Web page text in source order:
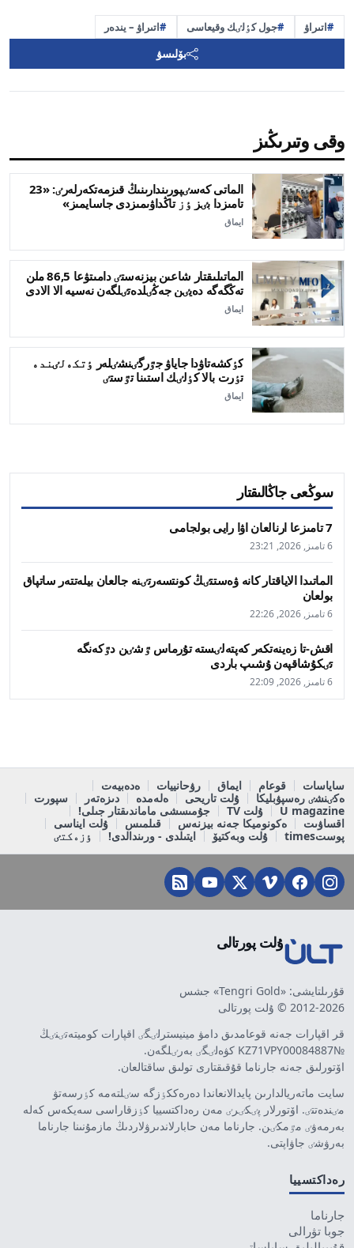
اتىراۋ جول كٶلٸك وقيعاسى اتىراۋ – يندەر
بۆلىسۋ
وقى وتىرىڭىز
الماتى كەسٸپورىندارىنىڭ قىزمەتكەرلەرٸ: «23
تامىزدا بٸز ٶز تاڭداۋىمىزدى جاسايمىز»
ايماق
الماتىلىقتار شاعىن بيزنەستٸ دامىتۋعا 86,5 ملن
تەڭگەگە دەيٸن جەڭٸلدەتٸلگەن نەسيە الا الادى
ايماق
كٶكشەتاۋدا جاياۋ جٷرگٸنشٸلەر ٶتكەلٸندە
تٶرت بالا كٶلٸك استىنا تٷستٸ
ايماق
سوڭعى جاڭالىقتار
7 تامىزعا ارنالعان اۋا رايى بولجامى
6 تامىز, 2026, 23:21
الماتىدا الاياقتار كانە ۋەستتٸڭ كونتسەرتٸنە جالعان بيلەتتەر ساتپاق
بولعان
6 تامىز, 2026, 22:26
اقش-تا زەينەتكەر كەپتەلٸستە تۇرماس ٷشٸن دٷكەنگە
تٸكۇشاقپەن ۇشىپ باردى
6 تامىز, 2026, 22:09
ساياسات قوعام ايماق رۋحانييات
ەدەبيەت
ەكٸنشٸ رەسپۋبليكا
ۇلت تاريحى ەلەمدە دىزەتەر
سپورت
U magazine
ۇلت TV
جۇمىسشى ماماندىقتار جىلى!
اقساۋىت
ەكونوميكا جەنە بيزنەس قىلمىس
ۇلت ايناسى
پوستtimes
ۇلت وبەكتيۆ ايتىلدى - ورىندالدى! ٶزەكتٸ
ۇلت پورتالى
قۇرىلتايشى: «Tengri Gold» جشس
2012-2026 © ۇلت پورتالى
قر اقپارات جەنە قوعامدىق دامۋ مينيسترلٸگٸ اقپارات كوميتەتٸنٸڭ
№KZ71VPY00084887 كۋەلٸگٸ بەرٸلگەن.
اۆتورلىق جەنە جارناما قۇقىقتارى تولىق ساقتالعان.
سايت ماتەريالدارىن پايدالانعاندا دەرەككٶزگە سٸلتەمە كٶرسەتۋ
مٸندەتتٸ. اۆتورلار پٸكٸرٸ مەن رەداكتسييا كٶزقاراسى سەيكەس كەلە
بەرمەۋٸ مٷمكٸن. جارناما مەن حابارلاندىرۋلاردىڭ مازمۇنىنا جارناما
بەرۋشٸ جاۋاپتى.
رەداكتسييا
جارناما
جوبا تۋرالى